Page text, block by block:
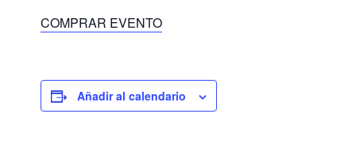
COMPRAR EVENTO
Añadir al calendario